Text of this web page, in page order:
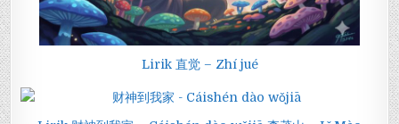
Lirik 直觉 – Zhí jué